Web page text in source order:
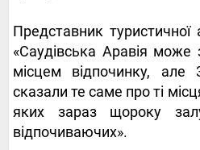
Представник туристичної
«Саудівська Аравія може
місцем відпочинку,
сказали те саме про ті
яких зараз щороку
відпочиваючих».